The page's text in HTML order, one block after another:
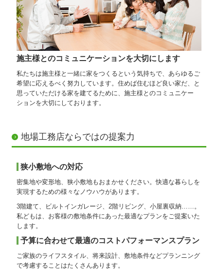
施主様とのコミュニケーションを大切にします
私たちは施主様と一緒に家をつくるという気持ちで、あらゆるご
希望に応えるべく努力しています。住めば住むほど良い家だ、と
思っていただける家を建てるために、施主様とのコミュニケー
ションを大切にしております。
地場工務店ならではの提案力
狭小敷地への対応
密集地や変形地、狭小敷地もおまかせください。快適な暮らしを
実現するための様々なノウハウがあります。
3階建て、ビルトインガレージ、2階リビング、小屋裏収納……。
私どもは、お客様の敷地条件にあった最適なプランをご提案いた
します。
予算に合わせて最適のコストパフォーマンスプラン
ご家族のライフスタイル、将来設計、敷地条件などプランニング
で考慮することはたくさんあります。